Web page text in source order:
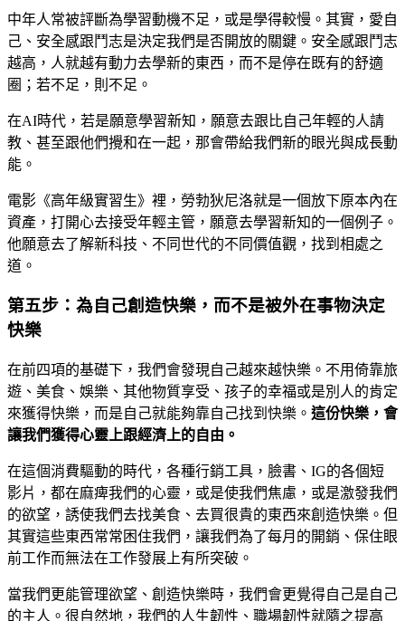
中年人常被評斷為學習動機不足，或是學得較慢。其實，愛自
己、安全感跟鬥志是決定我們是否開放的關鍵。安全感跟鬥志
越高，人就越有動力去學新的東西，而不是停在既有的舒適
圈；若不足，則不足。
在AI時代，若是願意學習新知，願意去跟比自己年輕的人請
教、甚至跟他們攪和在一起，那會帶給我們新的眼光與成長動
能。
電影《高年級實習生》裡，勞勃狄尼洛就是一個放下原本內在
資產，打開心去接受年輕主管，願意去學習新知的一個例子。
他願意去了解新科技、不同世代的不同價值觀，找到相處之
道。
第五步：為自己創造快樂，而不是被外在事物決定
快樂
在前四項的基礎下，我們會發現自己越來越快樂。不用倚靠旅
遊、美食、娛樂、其他物質享受、孩子的幸福或是別人的肯定
來獲得快樂，而是自己就能夠靠自己找到快樂。 這份快樂，會
讓我們獲得心靈上跟經濟上的自由。
在這個消費驅動的時代，各種行銷工具，臉書、IG的各個短
影片，都在麻痺我們的心靈，或是使我們焦慮，或是激發我們
的欲望，誘使我們去找美食、去買很貴的東西來創造快樂。但
其實這些東西常常困住我們，讓我們為了每月的開銷、保住眼
前工作而無法在工作發展上有所突破。
當我們更能管理欲望、創造快樂時，我們會更覺得自己是自己
的主人。很自然地，我們的人生韌性、職場韌性就隨之提高